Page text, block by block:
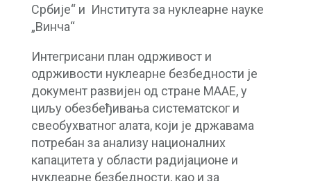
Србије“ и Института за нуклеарне науке
„Винча“
Интегрисани план одрживост и
одрживости нуклеарне безбедности је
документ развијен од стране МААЕ, у
циљу обезбеђивања систематског и
свеобухватног алата, који је државама
потребан за анализу националних
капацитета у области радијационе и
нуклеарне безбедности, као и за